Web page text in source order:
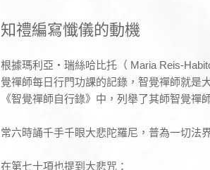
知禮編寫懺儀的動機
根據瑪利亞‧瑞絲哈比托（ Maria Reis-
覺禪師每日行門功課的記錄，智覺禪師就是
《智覺禪師自行錄》中，列舉了其師智覺禪
常六時誦千手千眼大悲陀羅尼，普為一切法
在第七十項也提到大悲咒：